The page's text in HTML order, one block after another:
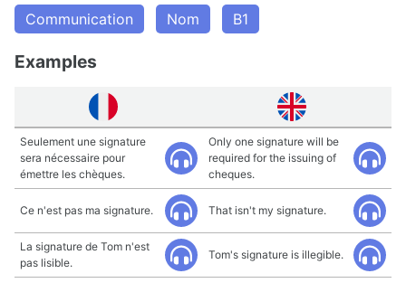
Communication Nom B1
Examples
Seulement une signature
sera nécessaire pour
émettre les chèques.
Only one signature will be
required for the issuing of
cheques.
Ce n'est pas ma signature. That isn't my signature.
La signature de Tom n'est
pas lisible.
Tom's signature is illegible.